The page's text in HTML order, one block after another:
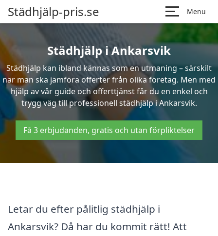
Städhjälp-pris.se Menu
Städhjälp i Ankarsvik
Städhjälp kan ibland kännas som en utmaning – särskilt
när man ska jämföra offerter från olika företag. Men med
hjälp av vår guide och offerttjänst får du en enkel och
trygg väg till professionell städhjälp i Ankarsvik.
Få 3 erbjudanden, gratis och utan förpliktelser
Letar du efter pålitlig städhjälp i
Ankarsvik? Då har du kommit rätt! Att